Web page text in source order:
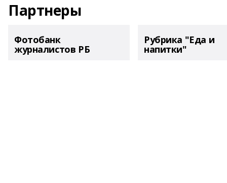
Партнеры
Фотобанк
журналистов РБ
Рубрика "Еда и
напитки"